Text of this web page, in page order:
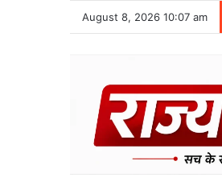
August 8, 2026 10:07 am